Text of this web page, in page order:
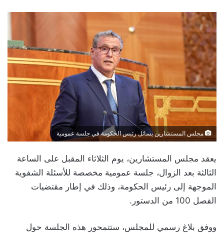
مجلس المستشارين يسائل رئيس الحكومة في جلسة عمومية
يعقد مجلس المستشارين، يوم الثلاثاء المقبل على الساعة
الثالثة بعد الزوال، جلسة عمومية مخصصة للأسئلة الشفوية
الموجهة إلى رئيس الحكومة، وذلك في إطار مقتضيات
الفصل 100 من الدستور.
ووفق بلاغ رسمي للمجلس، ستتمحور هذه الجلسة حول